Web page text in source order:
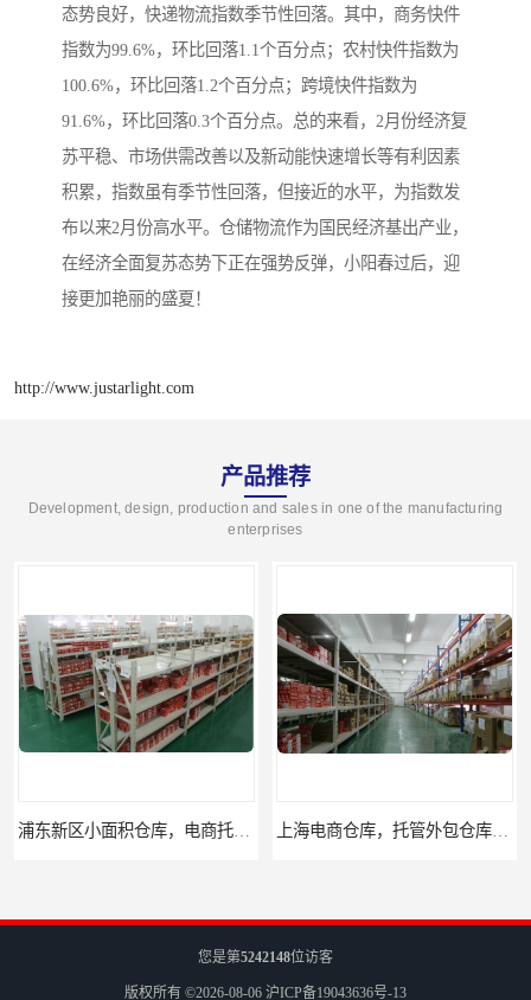
态势良好，快递物流指数季节性回落。其中，商务快件
指数为99.6%，环比回落1.1个百分点；农村快件指数为
100.6%，环比回落1.2个百分点；跨境快件指数为
91.6%，环比回落0.3个百分点。总的来看，2月份经济复
苏平稳、市场供需改善以及新动能快速增长等有利因素
积累，指数虽有季节性回落，但接近的水平，为指数发
布以来2月份高水平。仓储物流作为国民经济基出产业，
在经济全面复苏态势下正在强势反弹，小阳春过后，迎
接更加艳丽的盛夏！
http://www.justarlight.com
产品推荐
Development, design, production and sales in one of the manufacturing
enterprises
您是第5242148位访客
版权所有 ©2026-08-06 沪ICP备19043636号-13